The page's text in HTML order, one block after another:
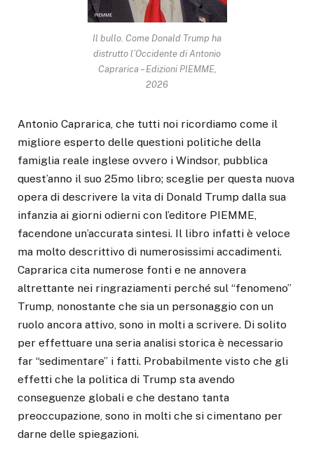
Il bullo. Come Donald Trump ha
distrutto l’Occidente di Antonio
Caprarica – Edizioni PIEMME,
2026
Antonio Caprarica, che tutti noi ricordiamo come il
migliore esperto delle questioni politiche della
famiglia reale inglese ovvero i Windsor, pubblica
quest’anno il suo 25mo libro; sceglie per questa nuova
opera di descrivere la vita di Donald Trump dalla sua
infanzia ai giorni odierni con l’editore PIEMME,
facendone un’accurata sintesi. Il libro infatti è veloce
ma molto descrittivo di numerosissimi accadimenti.
Caprarica cita numerose fonti e ne annovera
altrettante nei ringraziamenti perché sul “fenomeno”
Trump, nonostante che sia un personaggio con un
ruolo ancora attivo, sono in molti a scrivere. Di solito
per effettuare una seria analisi storica è necessario
far “sedimentare” i fatti. Probabilmente visto che gli
effetti che la politica di Trump sta avendo
conseguenze globali e che destano tanta
preoccupazione, sono in molti che si cimentano per
darne delle spiegazioni.